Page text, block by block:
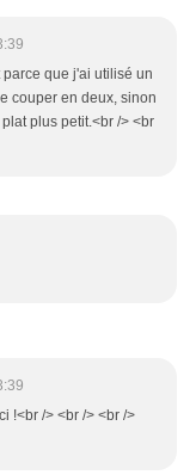
parce que j'ai utilisé un
couper en deux, sinon
plus petit.<br /> <br
!<br /> <br /> <br />